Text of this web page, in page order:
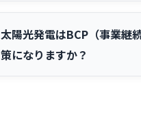
うCO2排出量（Scope2）を
す。削減量は設置規模や発電
すが、50kWシステムで年間
100%再生可能エネルギーで
目指す国際的な企業連合です
太陽光発電はBCP（事業継
策になりますか？